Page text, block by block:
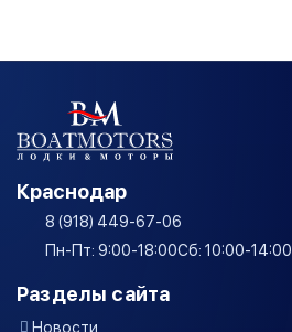
Краснодар
8 (918) 449-67-06
Пн-Пт: 9:00-18:00Сб: 10:00-14:00
Разделы сайта
Новости